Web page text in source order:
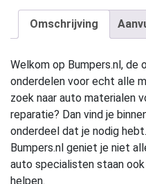
Omschrijving
Welkom op Bumpers.nl, de
onderdelen voor echt alle
zoek naar auto materialen
reparatie? Dan vind je
onderdeel dat je nodig
Bumpers.nl geniet je niet
auto specialisten staan
helpen.